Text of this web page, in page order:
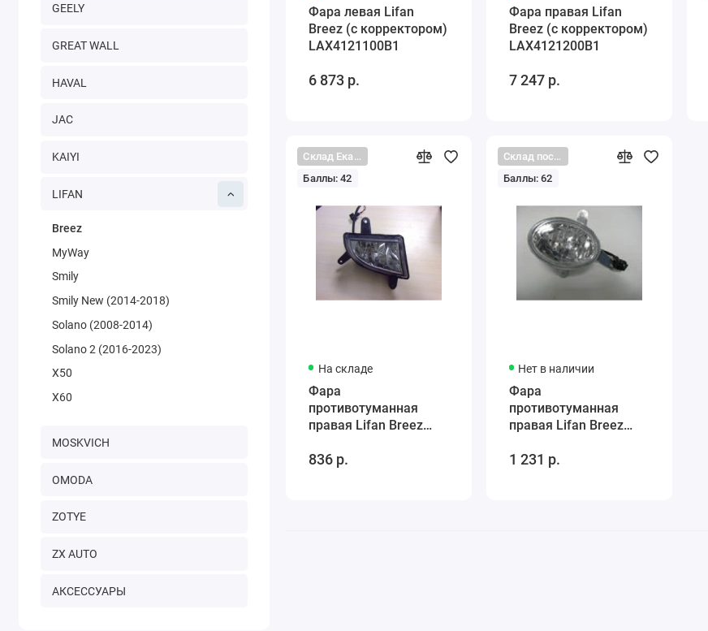
GEELY
GREAT WALL
HAVAL
JAC
KAIYI
LIFAN
Breez
MyWay
Smily
Smily New (2014-2018)
Solano (2008-2014)
Solano 2 (2016-2023)
X50
X60
MOSKVICH
OMODA
ZOTYE
ZX AUTO
АКСЕССУАРЫ
Фара левая Lifan
Breez (с корректором)
LAX4121100B1
6 873 р.
Фара правая Lifan
Breez (c корректором)
LAX4121200B1
7 247 р.
Склад Екатеринбург
Баллы: 42
На складе
Фара
противотуманная
правая Lifan Breez
836 р.
Склад поставщика
Баллы: 62
Нет в наличии
Фара
противотуманная
правая Lifan Breez
1 231 р.